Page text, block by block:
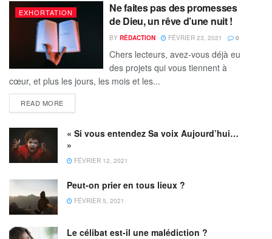
EXHORTATION
Ne faites pas des promesses
de Dieu, un rêve d’une nuit !
BY RÉDACTION FÉVRIER 23, 2021 0
Chers lecteurs, avez-vous déjà eu
des projets qui vous tiennent à
cœur, et plus les jours, les mois et les...
READ MORE
« Si vous entendez Sa voix Aujourd’hui…
»
FÉVRIER 12, 2021
Peut-on prier en tous lieux ?
FÉVRIER 5, 2021
Le célibat est-il une malédiction ?